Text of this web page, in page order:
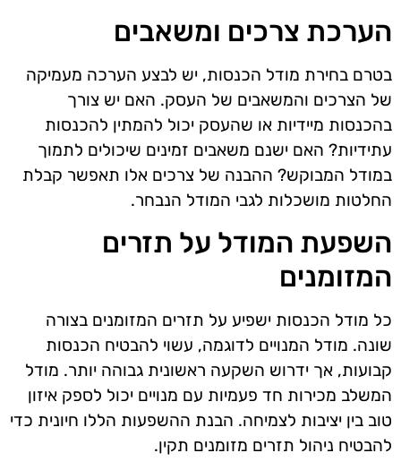
הערכת צרכים ומשאבים
בטרם בחירת מודל הכנסות, יש לבצע הערכה מעמיקה
של הצרכים והמשאבים של העסק. האם יש צורך
בהכנסות מיידיות או שהעסק יכול להמתין להכנסות
עתידיות? האם ישנם משאבים זמינים שיכולים לתמוך
במודל המבוקש? ההבנה של צרכים אלו תאפשר קבלת
החלטות מושכלות לגבי המודל הנבחר.
השפעת המודל על תזרים
המזומנים
כל מודל הכנסות ישפיע על תזרים המזומנים בצורה
שונה. מודל המנויים לדוגמה, עשוי להבטיח הכנסות
קבועות, אך ידרוש השקעה ראשונית גבוהה יותר. מודל
המשלב מכירות חד פעמיות עם מנויים יכול לספק איזון
טוב בין יציבות לצמיחה. הבנת ההשפעות הללו חיונית כדי
להבטיח ניהול תזרים מזומנים תקין.